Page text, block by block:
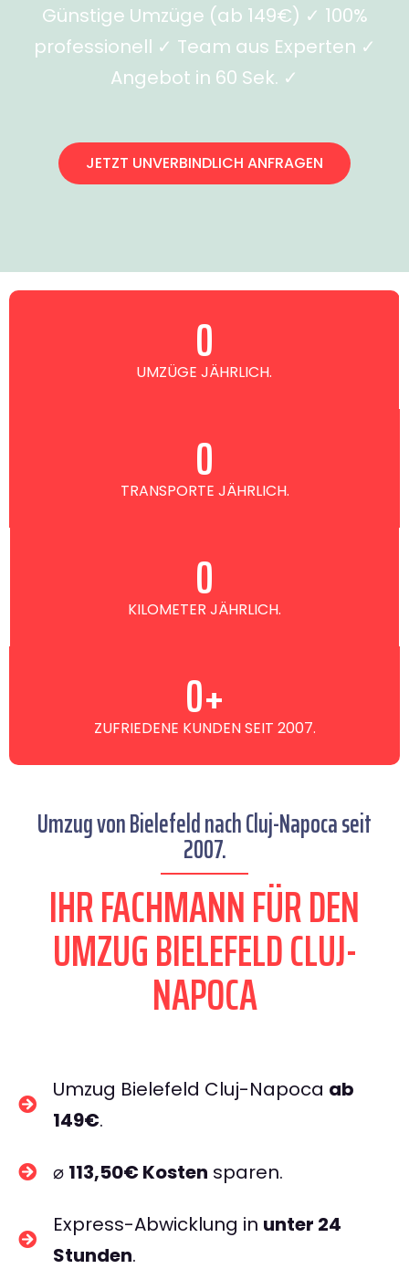
Günstige Umzüge (ab 149€) ✓ 100%
professionell ✓ Team aus Experten ✓
Angebot in 60 Sek. ✓
JETZT UNVERBINDLICH ANFRAGEN
UMZÜGE JÄHRLICH.
0
TRANSPORTE JÄHRLICH.
0
KILOMETER JÄHRLICH.
0
ZUFRIEDENE KUNDEN SEIT 2007.
0+
Umzug von Bielefeld nach Cluj-Napoca seit
2007.
IHR FACHMANN FÜR DEN
UMZUG BIELEFELD CLUJ-
NAPOCA
Umzug Bielefeld Cluj-Napoca ab
149€.
⌀ 113,50€ Kosten sparen.
Express-Abwicklung in unter 24
Stunden.